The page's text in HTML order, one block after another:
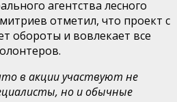
агентства лесного
отметил, что проект с
обороты и вовлекает все
в акции участвуют не
но и обычные